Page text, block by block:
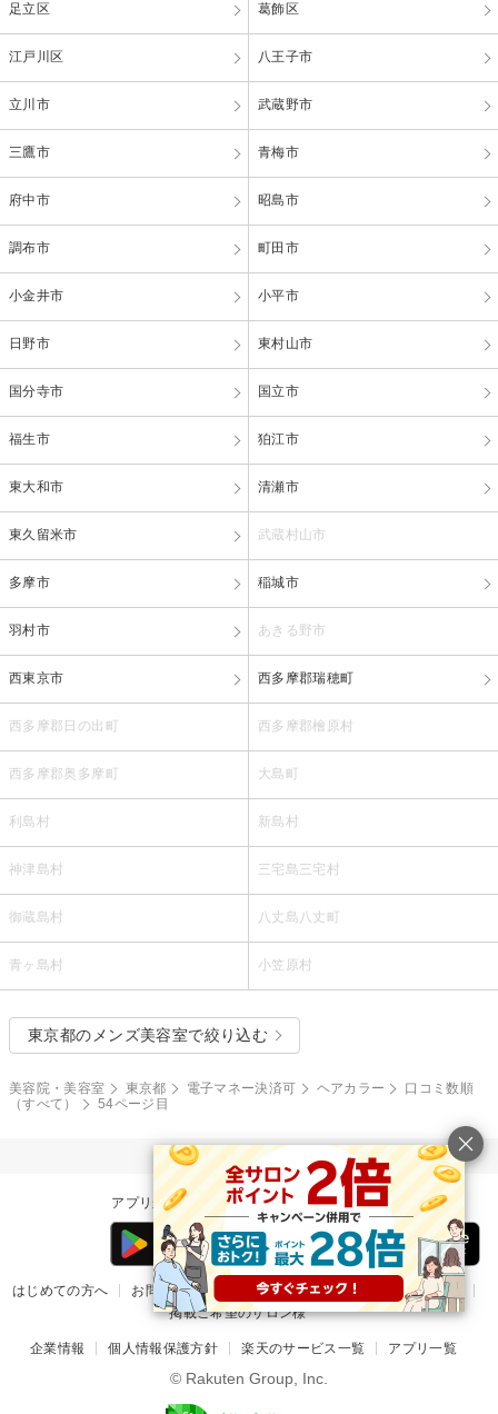
足立区 葛飾区
江戸川区 八王子市
立川市 武蔵野市
三鷹市 青梅市
府中市 昭島市
調布市 町田市
小金井市 小平市
日野市 東村山市
国分寺市 国立市
福生市 狛江市
東大和市 清瀬市
東久留米市 武蔵村山市
多摩市 稲城市
羽村市 あきる野市
西東京市 西多摩郡瑞穂町
西多摩郡日の出町 西多摩郡檜原村
西多摩郡奥多摩町 大島町
利島村 新島村
神津島村 三宅島三宅村
御蔵島村 八丈島八丈町
青ヶ島村 小笠原村
東京都のメンズ美容室で絞り込む
美容院・美容室 東京都 電子マネー決済可 ヘアカラー
口コミ数順
（すべて）
54ページ目
アプリからの予約ならもっとおトクで便利！
はじめての方へ お問い合わせ ヘルプ リリース情報
利用規約
掲載ご希望のサロン様
企業情報 個人情報保護方針 楽天のサービス一覧 アプリ一覧
© Rakuten Group, Inc.